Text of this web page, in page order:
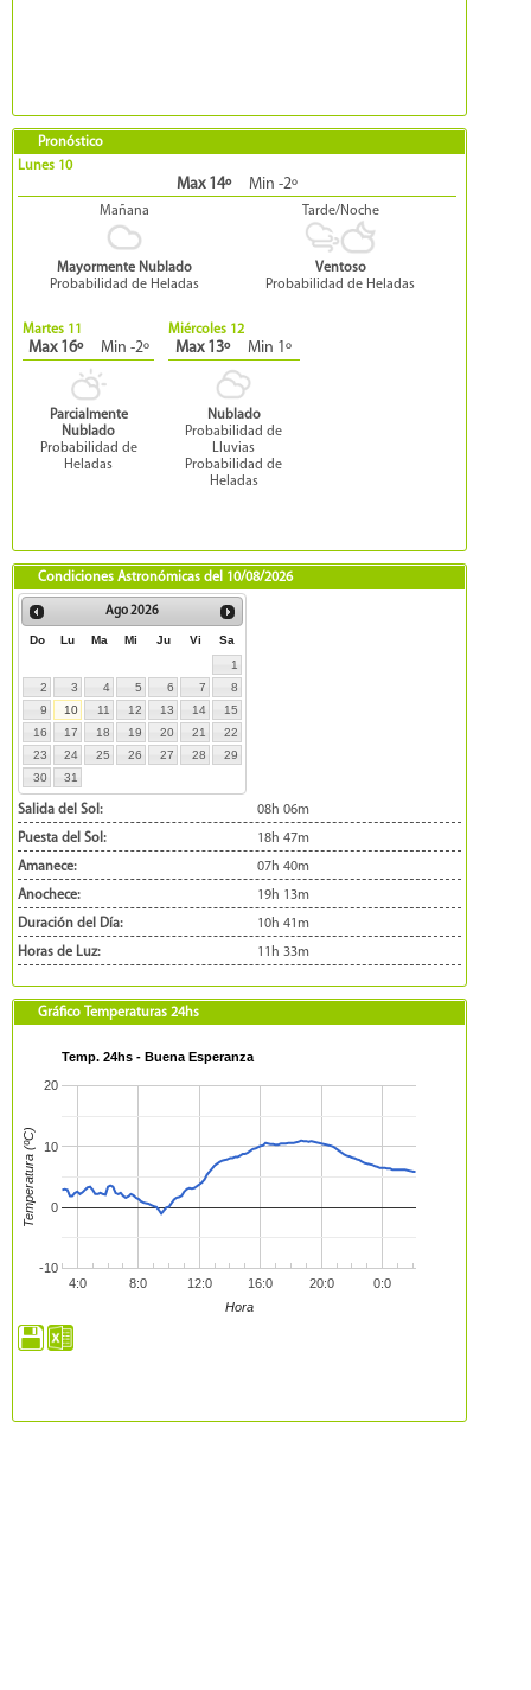
Pronóstico
Lunes 10
Max 14º Min -2º
Mañana
Mayormente Nublado
Probabilidad de Heladas
Tarde/Noche
Ventoso
Probabilidad de Heladas
Martes 11
Max 16º Min -2º
Parcialmente
Nublado
Probabilidad de
Heladas
Miércoles 12
Max 13º Min 1º
Nublado
Probabilidad de
Lluvias
Probabilidad de
Heladas
Condiciones Astronómicas del 10/08/2026
Ago2026
Do Lu Ma Mi Ju Vi
Sa
1
2
3 4 5 6 7
8
9
10 11 12 13 14
15
16
17 18 19 20 21
22
23
24 25 26 27 28
29
30
31
Salida del Sol:
08h 06m
Puesta del Sol:
18h 47m
Amanece:
07h 40m
Anochece:
19h 13m
Duración del Día:
10h 41m
Horas de Luz:
11h 33m
Gráfico Temperaturas 24hs
Temp. 24hs - Buena Esperanza
4:0 8:0 12:0 16:0 20:0 0:0
-10
0
10
20
Hora
Temperatura (ºC)